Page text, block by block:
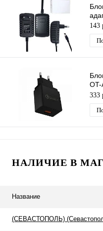
143
OT-
333
НАЛИЧИЕ В
Название
(СЕВАСТОПОЛЬ)